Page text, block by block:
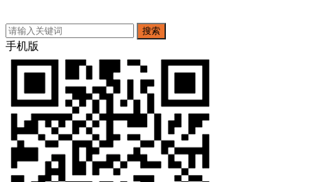
搜索
手机版